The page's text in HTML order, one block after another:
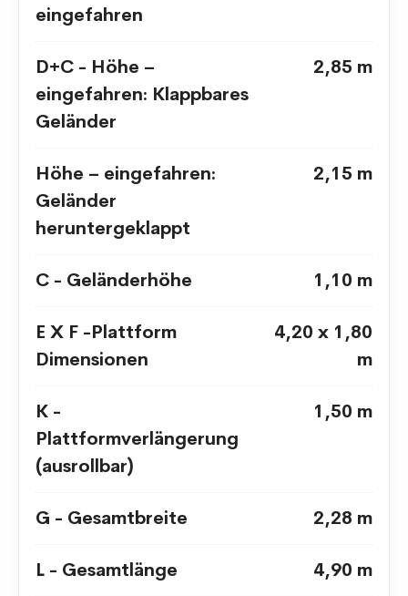
eingefahren
D+C - Höhe –
eingefahren: Klappbares
Geländer
2,85 m
Höhe – eingefahren:
Geländer
heruntergeklappt
2,15 m
C - Geländerhöhe 1,10 m
E X F -Plattform
Dimensionen
4,20 x 1,80
m
K -
Plattformverlängerung
(ausrollbar)
1,50 m
G - Gesamtbreite 2,28 m
L - Gesamtlänge 4,90 m